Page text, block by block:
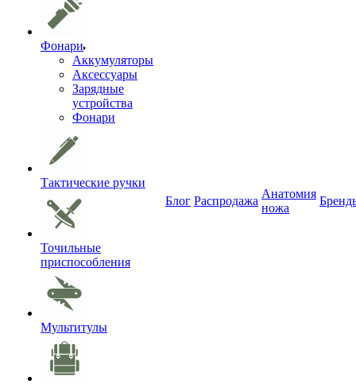
Фонари
Аккумуляторы
Аксессуары
Зарядные
устройства
Фонари
Тактические ручки
Точильные
приспособления
Мультитулы
Блог Распродажа
Анатомия
ножа